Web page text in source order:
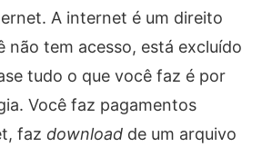
A internet é um direito
não tem acesso, está excluído
tudo o que você faz é por
Você faz pagamentos
faz download de um arquivo